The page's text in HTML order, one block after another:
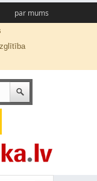
par mums